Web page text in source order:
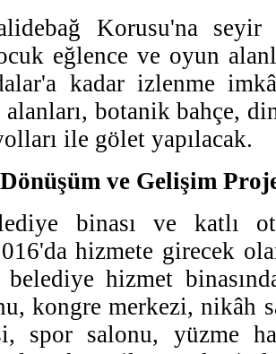
Korusu'na seyir
eğlence ve oyun
kadar izlenme
botanik bahçe,
ile gölet yapılacak.
ve Gelişim
binası ve katlı
hizmete girecek
hizmet
kongre merkezi, nikâh
spor salonu, yüzme